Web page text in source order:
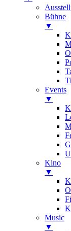
Bühne
▼
Events
▼
Kino
▼
Music
▼